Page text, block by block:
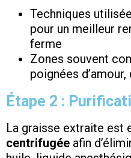
Techniques
pour un meilleur
ferme
Zones souvent
poignées
Étape 2 :
La graisse extraite est
centrifugée afin